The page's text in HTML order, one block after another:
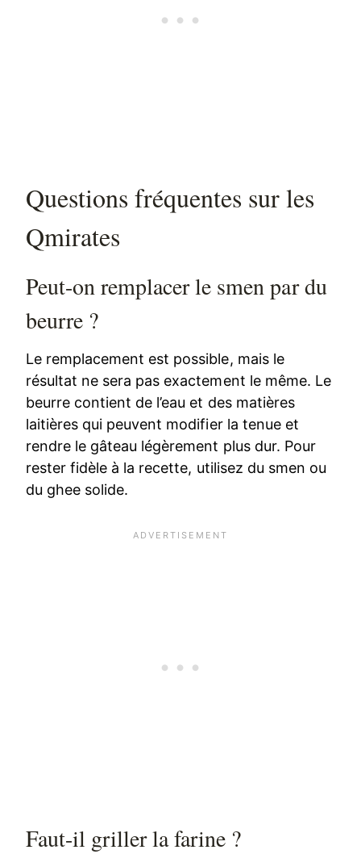
Questions fréquentes sur les
Qmirates
Peut-on remplacer le smen par du
beurre ?
Le remplacement est possible, mais le
résultat ne sera pas exactement le même. Le
beurre contient de l’eau et des matières
laitières qui peuvent modifier la tenue et
rendre le gâteau légèrement plus dur. Pour
rester fidèle à la recette, utilisez du smen ou
du ghee solide.
Faut-il griller la farine ?